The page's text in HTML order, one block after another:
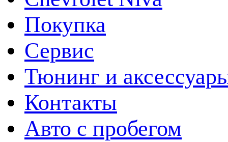
Покупка
Сервис
Тюнинг и
Контакты
Авто с пробегом